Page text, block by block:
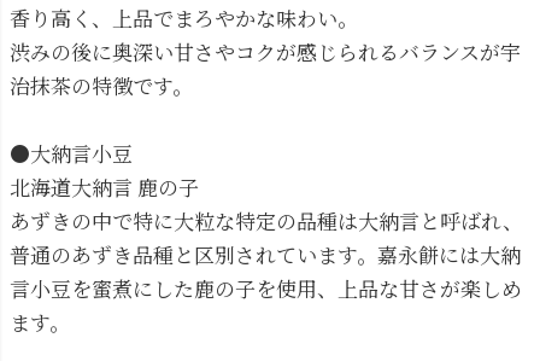
香り高く、上品でまろやかな味わい。
渋みの後に奥深い甘さやコクが感じられるバランスが宇
治抹茶の特徴です。
●大納言小豆
北海道大納言 鹿の子
あずきの中で特に大粒な特定の品種は大納言と呼ばれ、
普通のあずき品種と区別されています。嘉永餅には大納
言小豆を蜜煮にした鹿の子を使用、上品な甘さが楽しめ
ます。